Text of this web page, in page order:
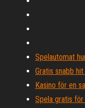
Spelautomat
Gratis snabb
Kasino för en
Spela gratis